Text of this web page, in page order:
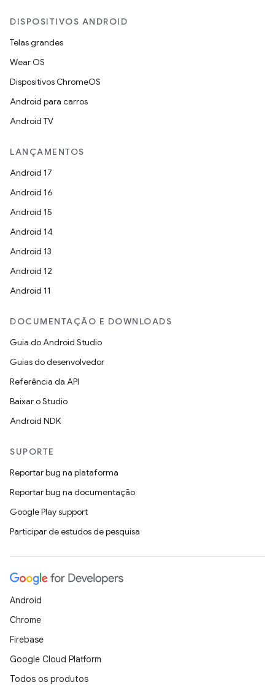
DISPOSITIVOS ANDROID
Telas grandes
Wear OS
Dispositivos ChromeOS
Android para carros
Android TV
LANÇAMENTOS
Android 17
Android 16
Android 15
Android 14
Android 13
Android 12
Android 11
DOCUMENTAÇÃO E DOWNLOADS
Guia do Android Studio
Guias do desenvolvedor
Referência da API
Baixar o Studio
Android NDK
SUPORTE
Reportar bug na plataforma
Reportar bug na documentação
Google Play support
Participar de estudos de pesquisa
Android
Chrome
Firebase
Google Cloud Platform
Todos os produtos